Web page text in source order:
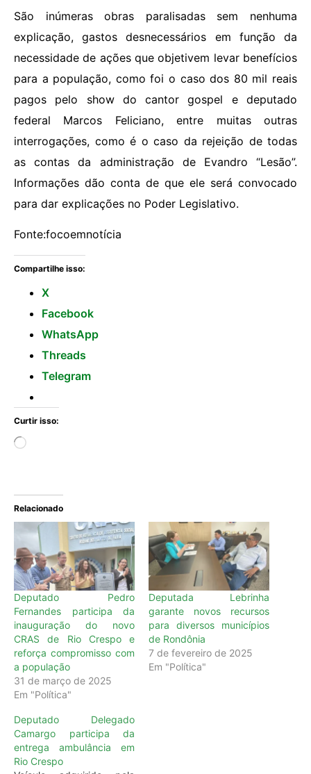
São inúmeras obras paralisadas sem nenhuma
explicação, gastos desnecessários em função da
necessidade de ações que objetivem levar benefícios
para a população, como foi o caso dos 80 mil reais
pagos pelo show do cantor gospel e deputado
federal Marcos Feliciano, entre muitas outras
interrogações, como é o caso da rejeição de todas
as contas da administração de Evandro “Lesão”.
Informações dão conta de que ele será convocado
para dar explicações no Poder Legislativo.
Fonte:focoemnotícia
Compartilhe isso:
X
Facebook
WhatsApp
Threads
Telegram
Curtir isso:
Relacionado
Deputado Pedro
Fernandes participa da
inauguração do novo
CRAS de Rio Crespo e
reforça compromisso com
a população
31 de março de 2025
Em "Política"
Deputada Lebrinha
garante novos recursos
para diversos municípios
de Rondônia
7 de fevereiro de 2025
Em "Política"
Deputado Delegado
Camargo participa da
entrega ambulância em
Rio Crespo